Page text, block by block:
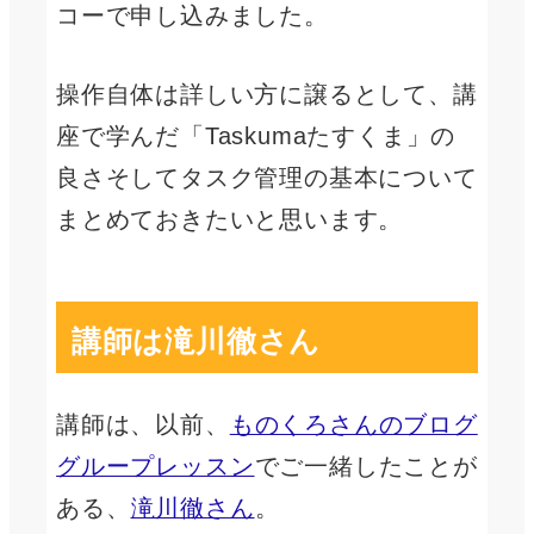
コーで申し込みました。
操作自体は詳しい方に譲るとして、講
座で学んだ「Taskumaたすくま」の
良さそしてタスク管理の基本について
まとめておきたいと思います。
講師は滝川徹さん
講師は、以前、
ものくろさんのブログ
グループレッスンでご一緒したことが
ある、 滝川徹さん。